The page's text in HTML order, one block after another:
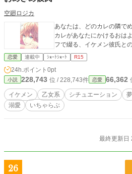
空廻ロジカ
あなたは、どのカレの隣で
カレがあなたにかけるおはようの言
フで綴る、イケメン彼氏と
恋愛 連載中 ｼｮｰﾄｼｮｰﾄ R15
24h.ポイント 0pt
小説 228,743 位 / 228,743件 恋愛 66,362
イケメン 乙女系 シチュエーション 夢
溺愛
いちゃらぶ
最終更新日
26